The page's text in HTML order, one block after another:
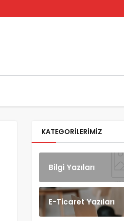
KATEGORILERIMIZ
Bilgi Yazıları
E-Ticaret Yazıları